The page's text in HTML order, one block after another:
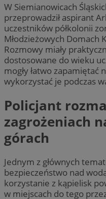
W Siemianowicach
przeprowadził aspirant
uczestników półkolonii
Młodzieżowych Domach
Rozmowy miały
dostosowane do wieku
mogły łatwo zapamiętać
wykorzystać je podczas
Policjant
zagrożeniach
górach
Jednym z głównych
bezpieczeństwo nad
korzystanie z kąpielisk
w miejscach do tego